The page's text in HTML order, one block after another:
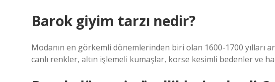
Barok giyim tarzı nedir?
Modanın en görkemli dönemlerinden biri olan 1600-1700 yılları
canlı renkler, altın işlemeli kumaşlar, korse kesimli bedenler ve